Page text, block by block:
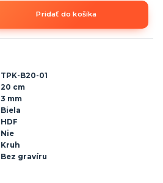
Pridať do košíka
TPK-B20-01
20 cm
3 mm
Biela
HDF
Nie
Kruh
Bez gravíru